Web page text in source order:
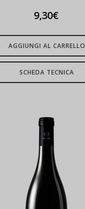
9,30€
AGGIUNGI AL CARRELLO
SCHEDA TECNICA